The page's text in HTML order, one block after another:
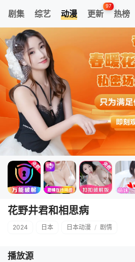
剧集 综艺 动漫 更新
97
热榜
花野井君和相思病
清空
花野井君和相思病
2024 日本 日本动漫 / 剧情
播放源